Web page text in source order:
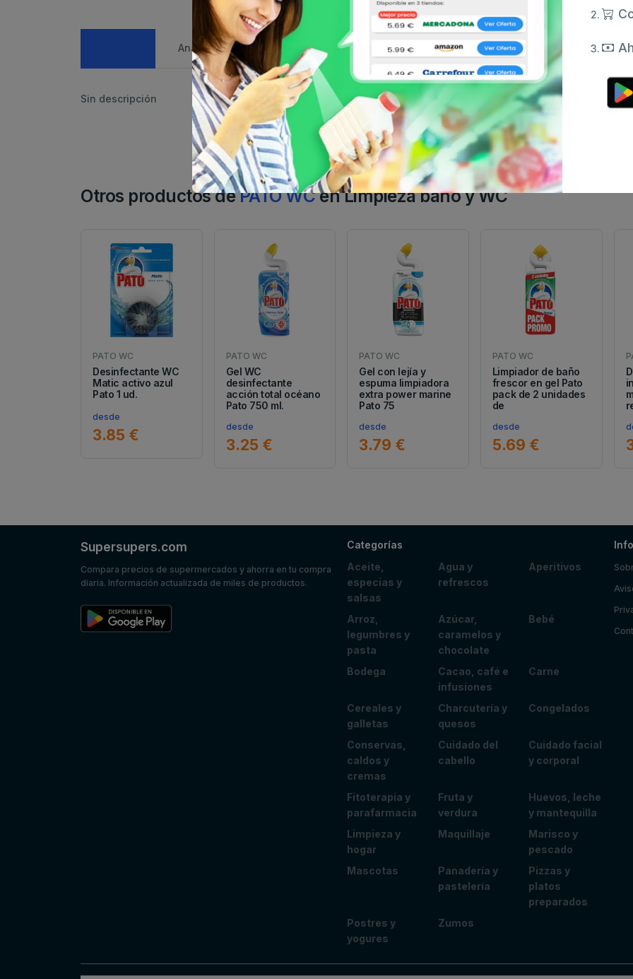
Análisis de precio
Sin descripción
Otros productos dePATO WCen Limpieza baño y WC
PATO WC
Desinfectante WC
Matic activo azul
Pato 1 ud.
desde
3.85 €
PATO WC
Gel WC
desinfectante
acción total océano
Pato 750 ml.
desde
3.25 €
PATO WC
Gel con lejía y
espuma limpiadora
extra power marine
Pato 75
desde
3.79 €
PATO WC
Limpiador de baño
frescor en gel Pato
pack de 2 unidades
de
desde
5.69 €
Supersupers.com
Compara precios de supermercados y ahorra en tu compra
diaria. Información actualizada de miles de productos.
Categorías
Aceite,
especias y
salsas
Agua y
refrescos
Aperitivos
Arroz,
legumbres y
pasta
Azúcar,
caramelos y
chocolate
Bebé
Bodega
Cacao, café e
infusiones
Carne
Cereales y
galletas
Charcutería y
quesos
Congelados
Conservas,
caldos y
cremas
Cuidado del
cabello
Cuidado facial
y corporal
Fitoterapia y
parafarmacia
Fruta y
verdura
Huevos, leche
y mantequilla
Limpieza y
hogar
Maquillaje
Marisco y
pescado
Mascotas
Panadería y
pastelería
Pizzas y
platos
preparados
Postres y
yogures
Zumos